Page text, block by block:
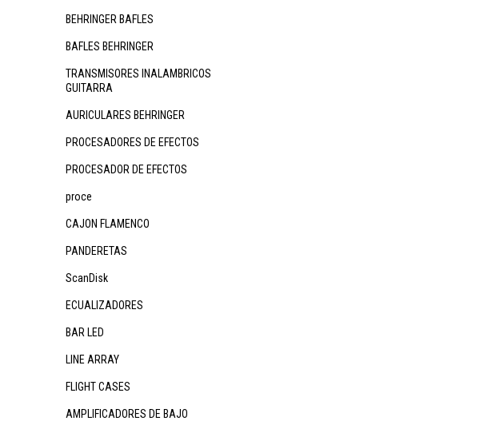
BEHRINGER BAFLES
BAFLES BEHRINGER
TRANSMISORES INALAMBRICOS
GUITARRA
AURICULARES BEHRINGER
PROCESADORES DE EFECTOS
PROCESADOR DE EFECTOS
proce
CAJON FLAMENCO
PANDERETAS
ScanDisk
ECUALIZADORES
BAR LED
LINE ARRAY
FLIGHT CASES
AMPLIFICADORES DE BAJO